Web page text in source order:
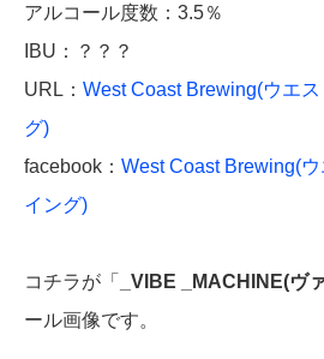
アルコール度数：3.5％
IBU：？？？
URL： West Coast Brewing(ウエ
グ)
facebook： West Coast Brewing(
イング)
コチラが「 _VIBE _MACHINE(ヴ
ール画像です。